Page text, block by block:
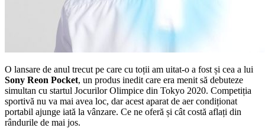
O lansare de anul trecut pe care cu toții am uitat-o a fost și cea a lui
Sony Reon Pocket, un produs inedit care era menit să debuteze
simultan cu startul Jocurilor Olimpice din Tokyo 2020. Competiția
sportivă nu va mai avea loc, dar acest aparat de aer condiționat
portabil ajunge iată la vânzare. Ce ne oferă și cât costă aflați din
rândurile de mai jos.